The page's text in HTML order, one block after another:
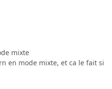
mixte
en mode mixte, et ca le fait si